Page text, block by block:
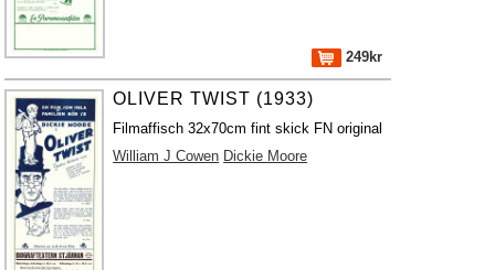
249kr
OLIVER TWIST (1933)
Filmaffisch 32x70cm fint skick FN original
William J Cowen Dickie Moore